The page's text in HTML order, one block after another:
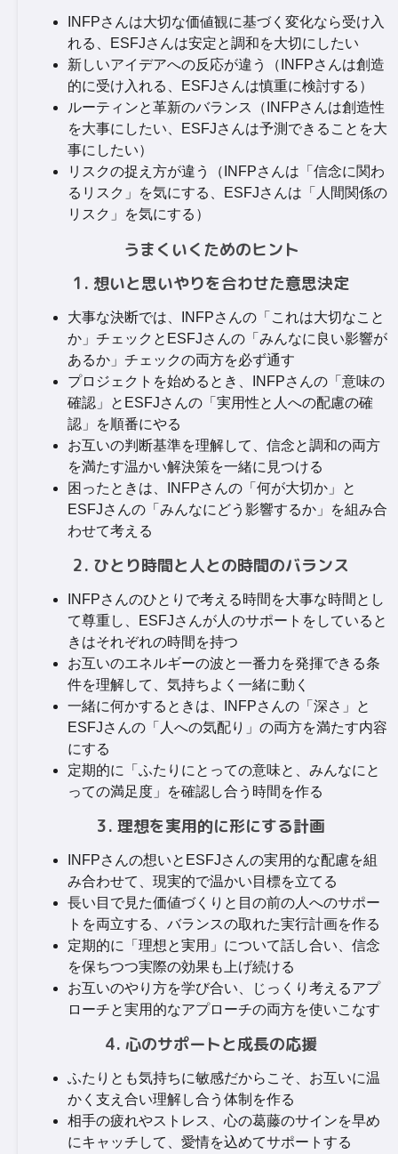
INFPさんは大切な価値観に基づく変化なら受け入
れる、ESFJさんは安定と調和を大切にしたい
新しいアイデアへの反応が違う（INFPさんは創造
的に受け入れる、ESFJさんは慎重に検討する）
ルーティンと革新のバランス（INFPさんは創造性
を大事にしたい、ESFJさんは予測できることを大
事にしたい）
リスクの捉え方が違う（INFPさんは「信念に関わ
るリスク」を気にする、ESFJさんは「人間関係の
リスク」を気にする）
うまくいくためのヒント
1. 想いと思いやりを合わせた意思決定
大事な決断では、INFPさんの「これは大切なこと
か」チェックとESFJさんの「みんなに良い影響が
あるか」チェックの両方を必ず通す
プロジェクトを始めるとき、INFPさんの「意味の
確認」とESFJさんの「実用性と人への配慮の確
認」を順番にやる
お互いの判断基準を理解して、信念と調和の両方
を満たす温かい解決策を一緒に見つける
困ったときは、INFPさんの「何が大切か」と
ESFJさんの「みんなにどう影響するか」を組み合
わせて考える
2. ひとり時間と人との時間のバランス
INFPさんのひとりで考える時間を大事な時間とし
て尊重し、ESFJさんが人のサポートをしていると
きはそれぞれの時間を持つ
お互いのエネルギーの波と一番力を発揮できる条
件を理解して、気持ちよく一緒に動く
一緒に何かするときは、INFPさんの「深さ」と
ESFJさんの「人への気配り」の両方を満たす内容
にする
定期的に「ふたりにとっての意味と、みんなにと
っての満足度」を確認し合う時間を作る
3. 理想を実用的に形にする計画
INFPさんの想いとESFJさんの実用的な配慮を組
み合わせて、現実的で温かい目標を立てる
長い目で見た価値づくりと目の前の人へのサポー
トを両立する、バランスの取れた実行計画を作る
定期的に「理想と実用」について話し合い、信念
を保ちつつ実際の効果も上げ続ける
お互いのやり方を学び合い、じっくり考えるアプ
ローチと実用的なアプローチの両方を使いこなす
4. 心のサポートと成長の応援
ふたりとも気持ちに敏感だからこそ、お互いに温
かく支え合い理解し合う体制を作る
相手の疲れやストレス、心の葛藤のサインを早め
にキャッチして、愛情を込めてサポートする